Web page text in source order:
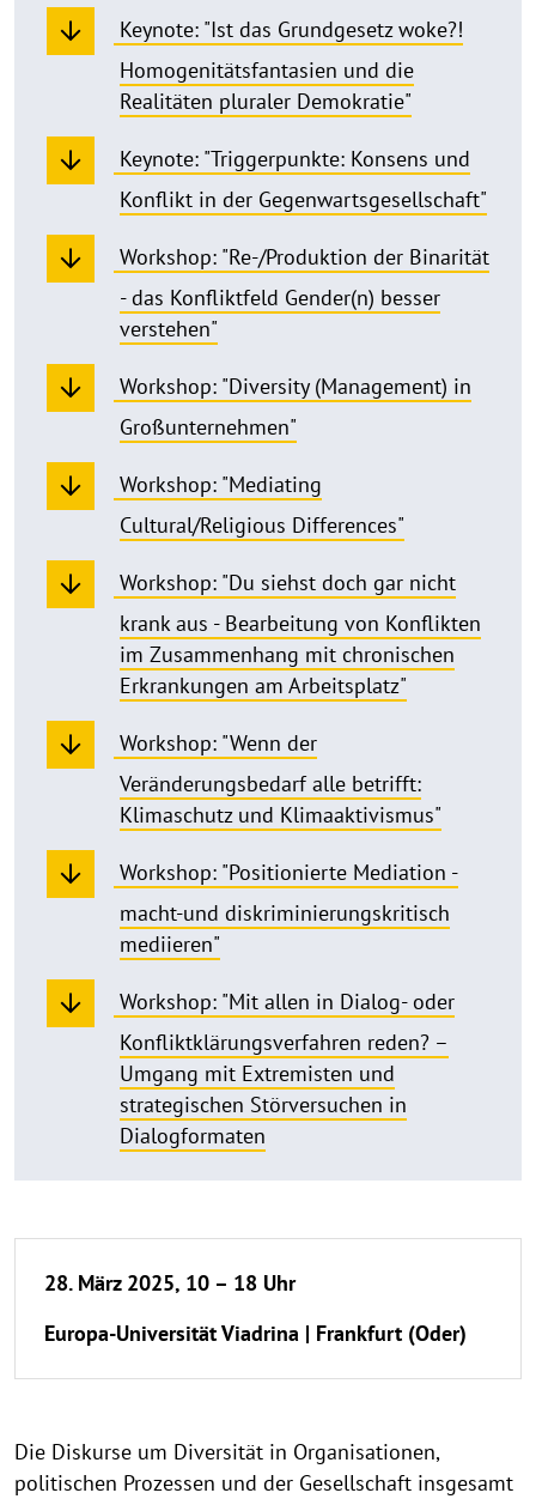
Keynote: "Ist das Grundgesetz woke?!
Homogenitätsfantasien und die
Realitäten pluraler Demokratie"
Keynote: "Triggerpunkte: Konsens und
Konflikt in der Gegenwartsgesellschaft"
Workshop: "Re-/Produktion der Binarität
- das Konfliktfeld Gender(n) besser
verstehen"
Workshop: "Diversity (Management) in
Großunternehmen"
Workshop: "Mediating
Cultural/Religious Differences"
Workshop: "Du siehst doch gar nicht
krank aus - Bearbeitung von Konflikten
im Zusammenhang mit chronischen
Erkrankungen am Arbeitsplatz"
Workshop: "Wenn der
Veränderungsbedarf alle betrifft:
Klimaschutz und Klimaaktivismus"
Workshop: "Positionierte Mediation -
macht-und diskriminierungskritisch
mediieren"
Workshop: "Mit allen in Dialog- oder
Konfliktklärungsverfahren reden? –
Umgang mit Extremisten und
strategischen Störversuchen in
Dialogformaten
28. März 2025, 10 – 18 Uhr
Europa-Universität Viadrina | Frankfurt (Oder)
Die Diskurse um Diversität in Organisationen,
politischen Prozessen und der Gesellschaft insgesamt